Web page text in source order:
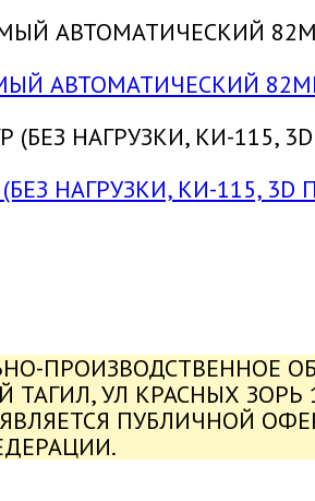
АВТОМАТИЧЕСКИЙ
НАГРУЗКИ, КИ-115, 3D
ПРОИЗВОДСТВЕННОЕ
ТАГИЛ, УЛ КРАСНЫХ
ПУБЛИЧНОЙ